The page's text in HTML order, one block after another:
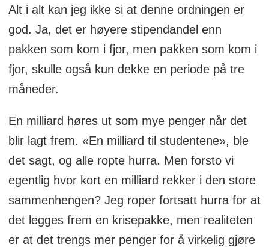
Alt i alt kan jeg ikke si at denne ordningen er
god. Ja, det er høyere stipendandel enn
pakken som kom i fjor, men pakken som kom i
fjor, skulle også kun dekke en periode på tre
måneder.
En milliard høres ut som mye penger når det
blir lagt frem. «En milliard til studentene», ble
det sagt, og alle ropte hurra. Men forsto vi
egentlig hvor kort en milliard rekker i den store
sammenhengen? Jeg roper fortsatt hurra for at
det legges frem en krisepakke, men realiteten
er at det trengs mer penger for å virkelig gjøre